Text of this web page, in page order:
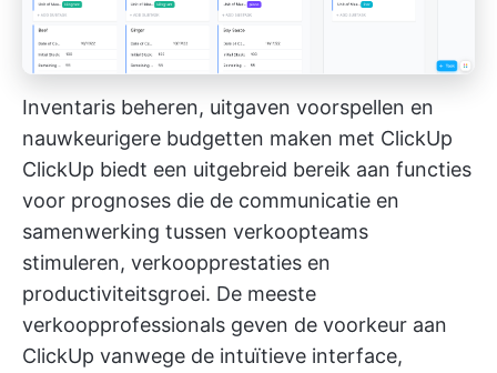
Inventaris beheren, uitgaven voorspellen en
nauwkeurigere budgetten maken met ClickUp
ClickUp biedt een uitgebreid bereik aan functies
voor prognoses die de communicatie en
samenwerking tussen verkoopteams
stimuleren, verkoopprestaties en
productiviteitsgroei. De meeste
verkoopprofessionals geven de voorkeur aan
ClickUp vanwege de intuïtieve interface,